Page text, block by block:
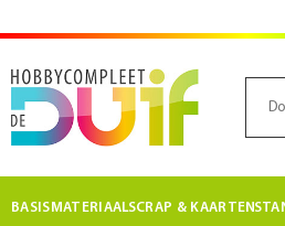
BASISMATERIAALSCRAP & KAARTEN